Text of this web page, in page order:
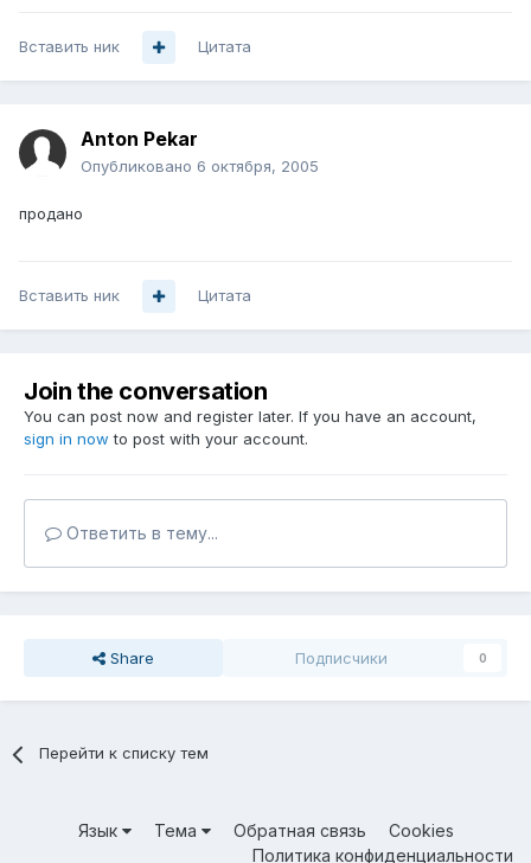
Вставить ник Цитата
Anton Pekar
Опубликовано 6 октября, 2005
продано
Вставить ник Цитата
Join the conversation
You can post now and register later. If you have an account,
sign in now to post with your account.
Ответить в тему...
Share Подписчики 0
Перейти к списку тем
Язык Тема Обратная связь
Cookies
Политика конфиденциальности